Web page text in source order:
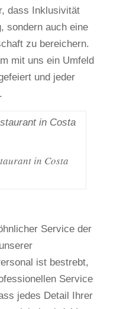
dass Inklusivität
sondern auch eine
zu bereichern.
mit uns ein Umfeld
und jeder
in Costa
Service der
ist bestrebt,
Service
jedes Detail Ihrer